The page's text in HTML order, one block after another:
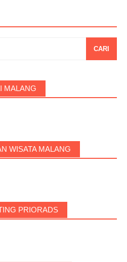
MALANG
WISATA MALANG
PRIORADS